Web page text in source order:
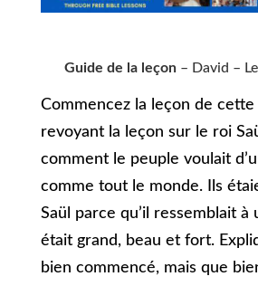
Guide de la leçon – David –
Commencez la leçon de cette
revoyant la leçon sur le roi
comment le peuple voulait
comme tout le monde. Ils
Saül parce qu’il ressemblait à
était grand, beau et fort.
bien commencé, mais que